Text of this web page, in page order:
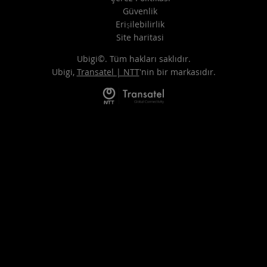
Güvenlik
Erişilebilirlik
Site haritasi
Ubigi©. Tüm hakları saklıdır.
Ubigi, Transatel | NTT'nin bir markasıdır.